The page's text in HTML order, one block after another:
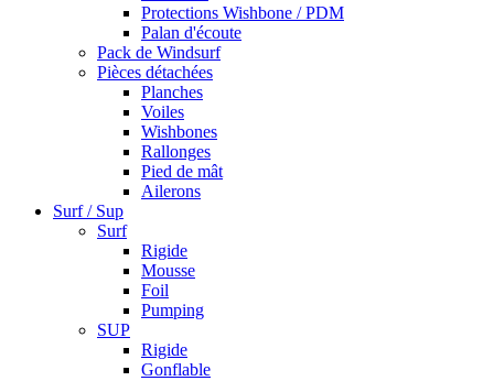
Protections Wishbone / PDM
Palan d'écoute
Pack de Windsurf
Pièces détachées
Planches
Voiles
Wishbones
Rallonges
Pied de mât
Ailerons
Surf / Sup
Surf
Rigide
Mousse
Foil
Pumping
SUP
Rigide
Gonflable